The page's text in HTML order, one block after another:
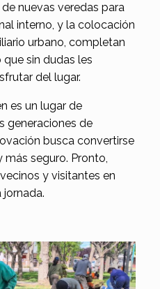
nuevas veredas para
interno, y la colocación
urbano, completan
sin dudas les
del lugar.
es un lugar de
generaciones de
busca convertirse
seguro. Pronto,
y visitantes en